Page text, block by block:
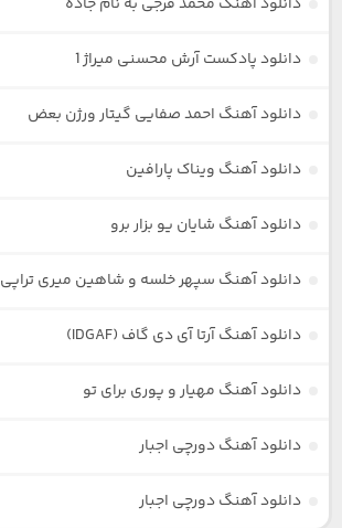
دانلود پادکست آرش محسنی میراژ 1
دانلود آهنگ احمد صفایی گیتار ورژن بعض
دانلود آهنگ ویناک پارافین
دانلود آهنگ شایان یو بزار برو
دانلود آهنگ سپهر خلسه و شاهین میری تراپی
دانلود آهنگ آرتا آی دی گاف (IDGAF)
دانلود آهنگ مهیار و پوری برای تو
دانلود آهنگ دورچی اجبار
دانلود آهنگ دورچی اجبار